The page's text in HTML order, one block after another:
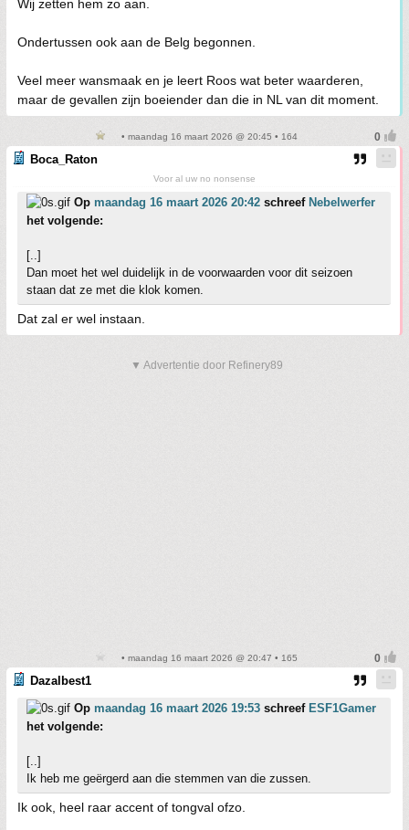
Wij zetten hem zo aan.
Ondertussen ook aan de Belg begonnen.
Veel meer wansmaak en je leert Roos wat beter waarderen,
maar de gevallen zijn boeiender dan die in NL van dit moment.
• maandag 16 maart 2026 @ 20:45 • 164
Boca_Raton
Voor al uw no nonsense
Op maandag 16 maart 2026 20:42 schreef Nebelwerfer
het volgende:
[..]
Dan moet het wel duidelijk in de voorwaarden voor dit seizoen
staan dat ze met die klok komen.
Dat zal er wel instaan.
▼ Advertentie door Refinery89
• maandag 16 maart 2026 @ 20:47 • 165
Dazalbest1
Op maandag 16 maart 2026 19:53 schreef ESF1Gamer
het volgende:
[..]
Ik heb me geërgerd aan die stemmen van die zussen.
Ik ook, heel raar accent of tongval ofzo.